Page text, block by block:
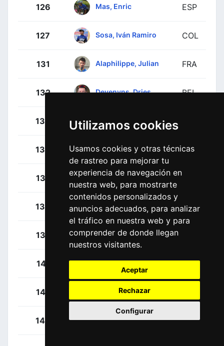
Utilizamos cookies
Usamos cookies y otras técnicas
de rastreo para mejorar tu
experiencia de navegación en
nuestra web, para mostrarte
contenidos personalizados y
anuncios adecuados, para analizar
el tráfico en nuestra web y para
comprender de donde llegan
nuestros visitantes.
Aceptar
Rechazar
Configurar
126 Mas, Enric ESP
127 Sosa, Iván Ramiro COL
131 Alaphilippe, Julian FRA
132 Devenyns, Dries BEL
133
134 Declercq, Tim BEL
135 Vansevenant, Mauri
136 Van Wilder, Ilan BEL
137 Vervaeke, Louis
141 Kangert, Tanel EST
142 Yates, Simon
143 Howson, Damien AUS